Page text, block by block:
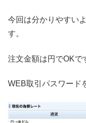
今回は分かりやすい
す。
注文金額は円でOKで
WEB取引パスワード